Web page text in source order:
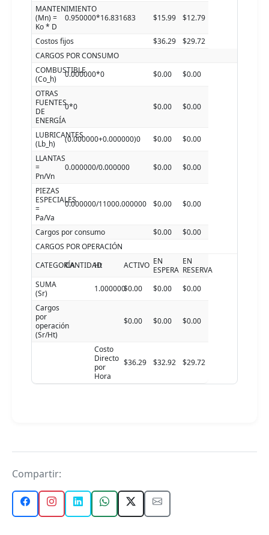
MANTENIMIENTO
(Mn) =
Ko * D
0.950000*16.831683 $15.99 $12.79
Costos fijos $36.29
$29.72
CARGOS POR CONSUMO
COMBUSTIBLE
(Co_h)
0.000000*0 $0.00
$0.00
OTRAS
FUENTES
DE
ENERGÍA
0*0 $0.00 $0.00
LUBRICANTES
(Lb_h)
(0.000000+0.000000)0 $0.00
$0.00
LLANTAS
=
Pn/Vn
0.000000/0.000000 $0.00 $0.00
PIEZAS
ESPECIALES
=
Pa/Va
0.000000/11000.000000 $0.00 $0.00
Cargos por consumo $0.00
$0.00
CARGOS POR OPERACIÓN
CATEGORÍACANTIDAD
Ht ACTIVO EN
ESPERA
EN
RESERVA
SUMA
(Sr)
1.000000$0.00 $0.00
$0.00
Cargos
por
operación
(Sr/Ht)
$0.00 $0.00 $0.00
Costo
Directo
por
Hora
$36.29 $32.92 $29.72
Compartir: